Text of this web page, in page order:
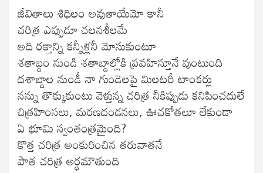
జీవితాలు శిధిలం అవుతాయేమో కానీ
చరిత్ర ఎప్పుడూ చలనశీలమే
అది రక్తాన్ని కన్నీళ్లనీ మోసుకుంటూ
శతాబ్దం నుండి శతాబ్దాల్లోకి ప్రవహిస్తూనే వుంటుంది
దశాబ్దాల నుండీ నా గుండెలపై మిలటరీ టాంకర్లు
నన్ను తొక్కుకుంటు వెళ్తున్న చరిత్ర నీకిప్పుడు కనిపించదులే
చిత్రహింసలు, మరణదండనలు, ఊచకోతలూ లేకుండా
ఏ భూమి స్వంతంత్రమైంది?
కొత్త చరిత్ర అంకురించిన తరువాతనే
పాత చరిత్ర అర్థమౌతుంది